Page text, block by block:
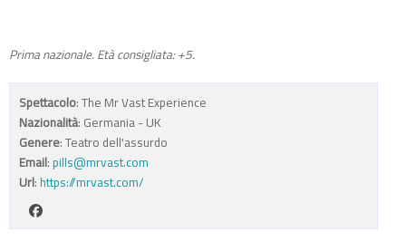
Prima nazionale. Età consigliata: +5.
Spettacolo: The Mr Vast Experience
Nazionalità: Germania - UK
Genere: Teatro dell'assurdo
Email: pills@mrvast.com
Url: https://mrvast.com/